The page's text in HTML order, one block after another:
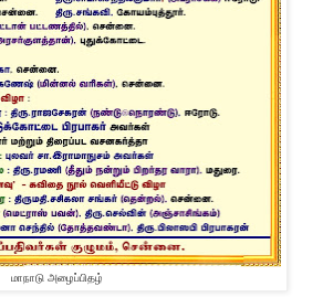
மாநாடு அழைப்பிதழ்